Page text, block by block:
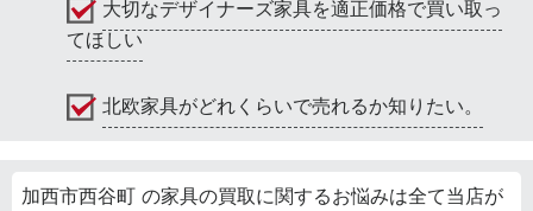
大切なデザイナーズ家具を適正価格で買い取っ
てほしい
北欧家具がどれくらいで売れるか知りたい。
加西市西谷町 の家具の買取に関するお悩みは全て当店が